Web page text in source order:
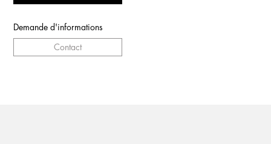
Demande d'informations
Contact